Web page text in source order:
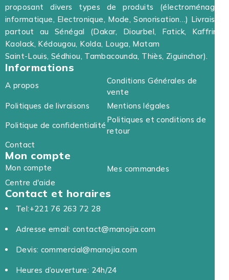
proposant divers types de produits (électroménager,
informatique, Electronique, Mode, Sonorisation…) Livraison
partout au Sénégal (Dakar, Diourbel, Fatick, Kaffrine,
Kaolack, Kédougou, Kolda, Louga, Matam
Saint-Louis, Sédhiou, Tambacounda, Thiès, Ziguinchor).
Informations
A propos
Conditions Générales de
vente
Politiques de livraisons
Mentions légales
Politique de confidentialité
Politiques et conditions de
retour
Contact
Mon compte
Mon compte
Mes commandes
Centre d'aide
Contact et horaires
Tel:+221 76 263 72 28
Adresse email: contact@manojia.com
Devis: commercial@manojia.com
Heures d’ouverture: 24h/24